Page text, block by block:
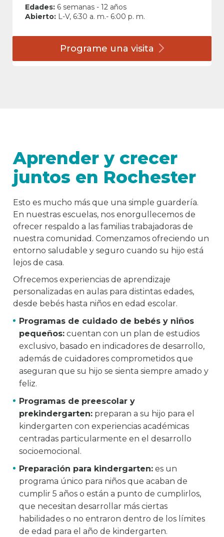
Edades: 6 semanas - 12 años
Abierto: L-V, 6:30 a. m.- 6:00 p. m.
Programe una visita
Aprender y crecer
juntos en Rochester
Esto es mucho más que una simple guardería.
En nuestras escuelas, nos enorgullecemos de
ofrecer respaldo a las familias trabajadoras de
nuestra comunidad. Comenzamos ofreciendo un
entorno saludable y seguro cuando su hijo está
lejos de casa.
Ofrecemos experiencias de aprendizaje
personalizadas en aulas para distintas edades,
desde bebés hasta niños en edad escolar.
Programas de cuidado de bebés y niños
pequeños: cuentan con un plan de estudios
exclusivo, basado en indicadores de desarrollo,
además de cuidadores comprometidos que
aseguran que su hijo se sienta siempre amado y
feliz.
Programas de preescolar y
prekindergarten: preparan a su hijo para el
kindergarten con experiencias académicas
centradas particularmente en el desarrollo
socioemocional.
Preparación para kindergarten: es un
programa único para niños que acaban de
cumplir 5 años o están a punto de cumplirlos,
que necesitan desarrollar más ciertas
habilidades o no entraron dentro de los límites
de edad para el año de kindergarten.